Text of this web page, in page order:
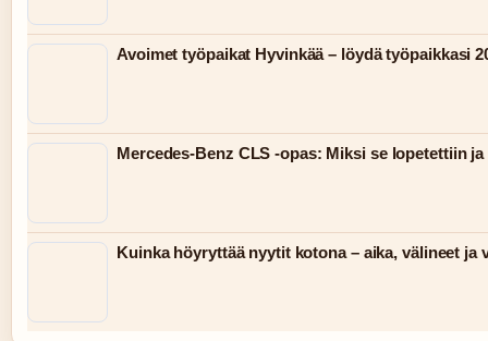
Avoimet työpaikat Hyvinkää – löydä työpaikkasi
Mercedes-Benz CLS -opas: Miksi se lopetettiin
Kuinka höyryttää nyytit kotona – aika, välineet ja